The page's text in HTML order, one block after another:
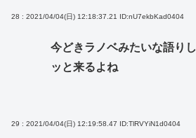
28 : 2021/04/04(日) 12:18:37.21 ID:nU7ekbKad0404
今どきラノベみたいな語り
ッと来るよね
29 : 2021/04/04(日) 12:19:58.47 ID:TlRVYiN1d0404